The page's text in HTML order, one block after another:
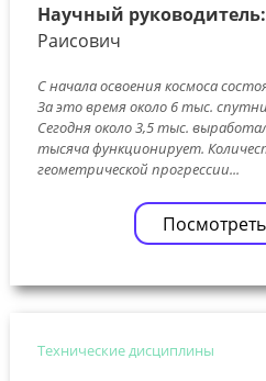
Научный руководитель:
Раисович
С начала освоения космоса
За это время около 6 тыс.
Сегодня около 3,5 тыс.
тысяча функционирует.
геометрической прогрессии...
Технические дисциплины